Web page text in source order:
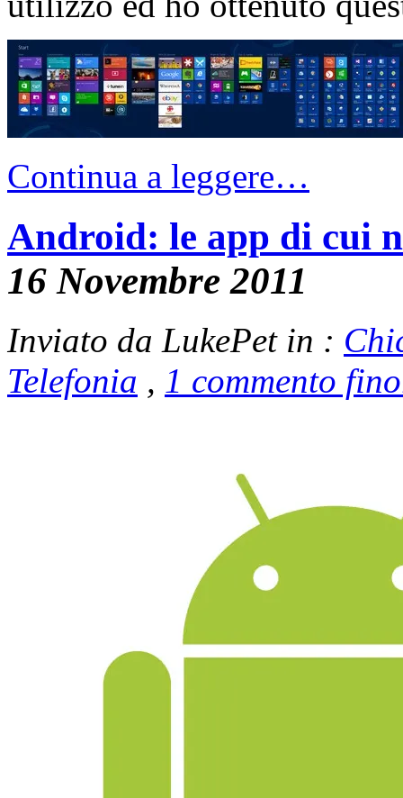
Continua a leggere…
Android: le app di cui
16 Novembre 2011
Inviato da LukePet in :
Telefonia , 1 commento